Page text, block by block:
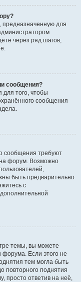
предназначенную для
через ряд шагов,
сообщения?
для того, чтобы
сообщения
сообщения требуют
форум. Возможно
быть предварительно
с
темы, вы можете
Если этого не
тем могла быть
повторного поднятия
просто ответив на неё,